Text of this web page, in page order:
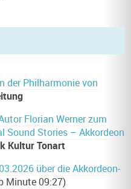
der Philharmonie von
Florian Werner zum
Sound Stories – Akkordeon
Kultur Tonart
über die Akkordeon-
Minute 09:27)